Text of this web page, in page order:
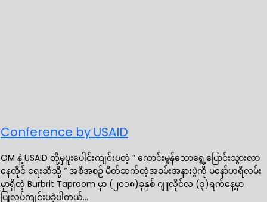
Conference by USAID
OM နဲ့ USAID တို့မှပူးပေါင်းကျင်းပတဲ့ ” ကောင်းမွန်သောရွှေ့ပြောင်းသွားလာ
နေထိုင် ရေးဆီသို့ ” အစီအစဉ် မိတ်ဆက်တဲ့အခမ်းအနားပွဲကို မနော်ဟရီလမ်း
မှာရှိတဲ့ Burbrit Taproom မှာ (၂၀၁၈)ခုနှစ် ဂျူလိုင်လ (၃)ရက်နေ့မှာ
ပြုလုပ်ကျင်းပခဲ့ပါတယ်…